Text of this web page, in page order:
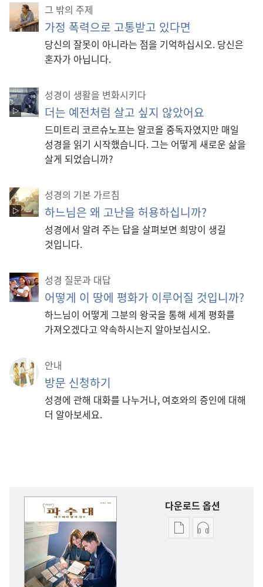
그 밖의 주제
가정 폭력으로 고통받고 있다면
당신의 잘못이 아니라는 점을 기억하십시오. 당신은
혼자가 아닙니다.
성경이 생활을 변화시키다
더는 예전처럼 살고 싶지 않았어요
드미트리 코르슈노프는 알코올 중독자였지만 매일
성경을 읽기 시작했습니다. 그는 어떻게 새로운 삶을
살게 되었습니까?
성경의 기본 가르침
하느님은 왜 고난을 허용하십니까?
성경에서 알려 주는 답을 살펴보면 희망이 생길
것입니다.
성경 질문과 대답
어떻게 이 땅에 평화가 이루어질 것입니까?
하느님이 어떻게 그분의 왕국을 통해 세계 평화를
가져오겠다고 약속하시는지 알아보십시오.
안내
방문 신청하기
성경에 관해 대화를 나누거나, 여호와의 증인에 대해
더 알아보세요.
다운로드 옵션
출판물오디오